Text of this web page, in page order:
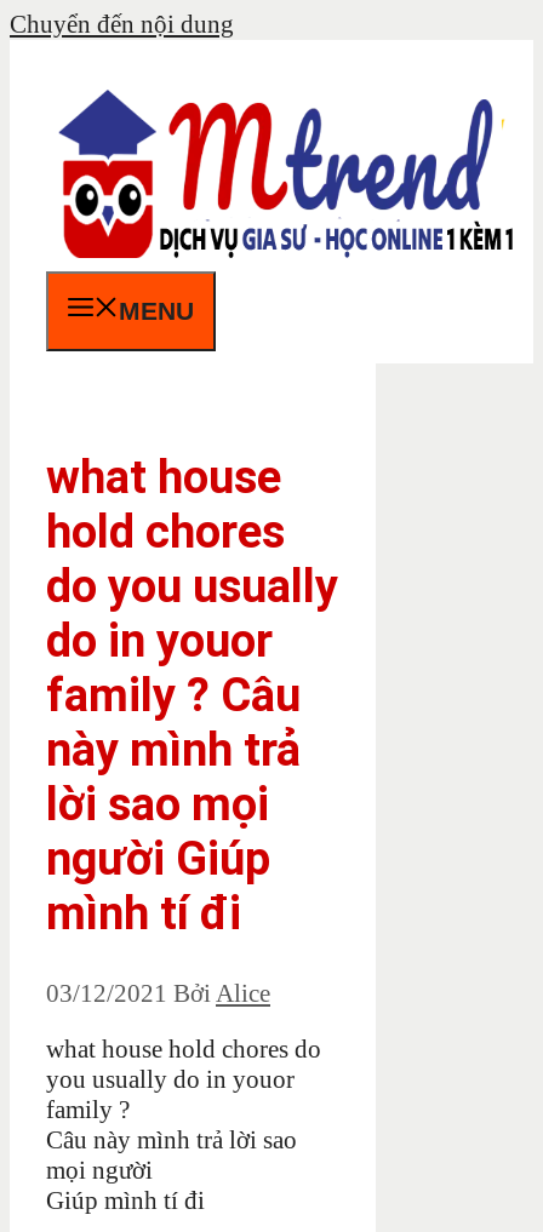
Chuyển đến nội dung
MENU
what house
hold chores
do you usually
do in youor
family ? Câu
này mình trả
lời sao mọi
người Giúp
mình tí đi
03/12/2021 BởiAlice
what house hold chores do
you usually do in youor
family ?
Câu này mình trả lời sao
mọi người
Giúp mình tí đi